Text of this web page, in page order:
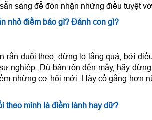
sàng để đón nhận những điều tuyệt
nhỏ điềm báo gì? Đánh con gì?
rắn đuổi theo, đừng lo lắng quá, bởi
nghiệp. Dù bận rộn đến mấy, hãy
những cơ hội mới. Hãy cố gắng hơn
theo mình là điềm lành hay dữ?